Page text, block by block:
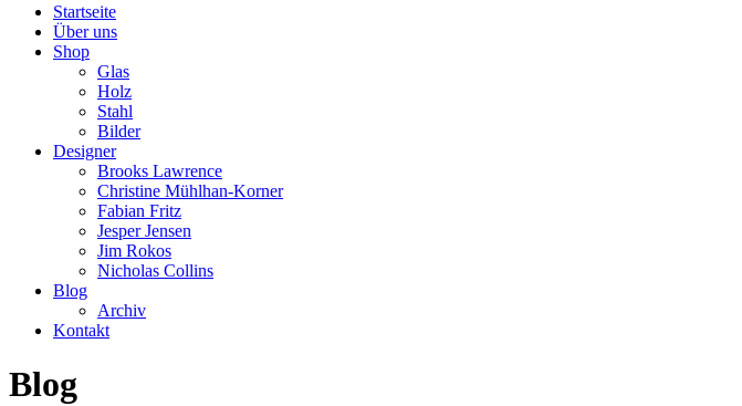
Startseite
Über uns
Shop
Glas
Holz
Stahl
Bilder
Designer
Brooks Lawrence
Christine Mühlhan-Korner
Fabian Fritz
Jesper Jensen
Jim Rokos
Nicholas Collins
Blog
Archiv
Kontakt
Blog